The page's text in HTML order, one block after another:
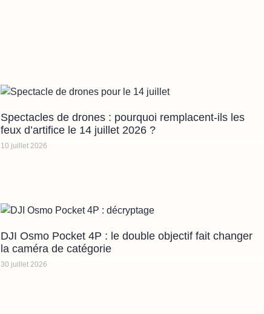
Spectacles de drones : pourquoi remplacent-ils les
feux d’artifice le 14 juillet 2026 ?
10 juillet 2026
DJI Osmo Pocket 4P : le double objectif fait changer
la caméra de catégorie
30 juillet 2026